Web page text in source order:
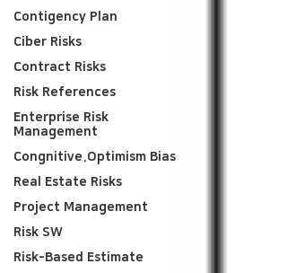
Contigency Plan
Ciber Risks
Contract Risks
Risk References
Enterprise Risk
Management
Congnitive.Optimism Bias
Real Estate Risks
Project Management
Risk SW
Risk-Based Estimate